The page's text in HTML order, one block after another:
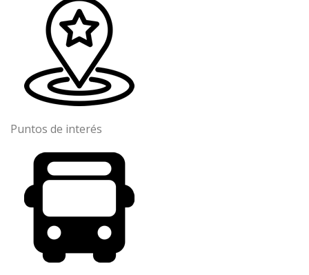
Puntos de interés